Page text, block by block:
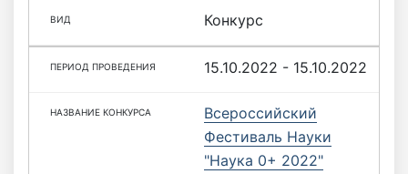
Конкурс
15.10.2022 - 15.10.2022
Всероссийский
Фестиваль Науки
"Наука 0+ 2022"